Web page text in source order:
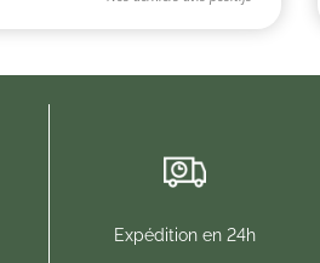
Expédition en 24h